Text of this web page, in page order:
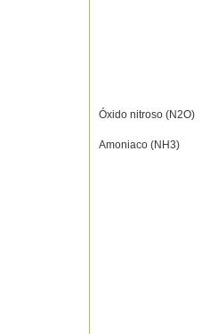
Óxido nitroso (N2O)
Amoniaco (NH3)